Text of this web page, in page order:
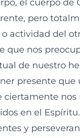
el cuerpo de
pero
actividad del
que nos
de nuestro
presente que
ciertamente
en el
y